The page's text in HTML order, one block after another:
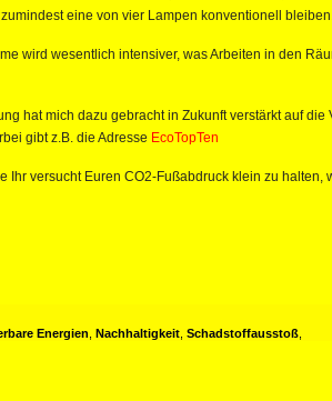
eine von vier Lampen konventionell
wird wesentlich intensiver, was Arbeiten in den
hat mich dazu gebracht in Zukunft verstärkt auf die
gibt z.B. die Adresse EcoTopTen
Ihr versucht Euren CO2-Fußabdruck klein zu halten,
Energien Nachhaltigkeit Schadstoffausstoß